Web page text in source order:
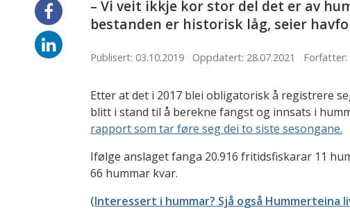
– Vi veit ikkje kor stor del det er av
bestanden er historisk låg, seier
Publisert: 03.10.2019 Oppdatert: 28.07.2021 Forfatter:
Etter at det i 2017 blei obligatorisk å registrere
blitt i stand til å berekne fangst og innsats i
rapport som tar føre seg dei to siste sesongane.
Ifølge anslaget fanga 20.916 fritidsfiskarar 11
66 hummar kvar.
(Interessert i hummar? Sjå også Hummerteina
Del
på
Facebook
Del
på